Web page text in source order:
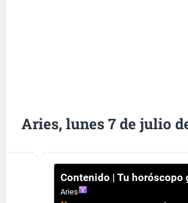
Aries, lunes 7 de julio
Contenido | Tu horóscopo
Aries